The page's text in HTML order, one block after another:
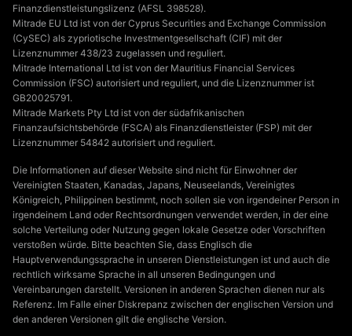
Finanzdienstleistungslizenz (AFSL 398528).
Mitrade EU Ltd ist von der Cyprus Securities and Exchange Commission
(CySEC) als zypriotische Investmentgesellschaft (CIF) mit der
Lizenznummer 438/23 zugelassen und reguliert.
Mitrade International Ltd ist von der Mauritius Financial Services
Commission (FSC) autorisiert und reguliert, und die Lizenznummer ist
GB20025791.
Mitrade Markets Pty Ltd ist von der südafrikanischen
Finanzaufsichtsbehörde (FSCA) als Finanzdienstleister (FSP) mit der
Lizenznummer 54842 autorisiert und reguliert.
Die Informationen auf dieser Website sind nicht für Einwohner der
Vereinigten Staaten, Kanadas, Japans, Neuseelands, Vereinigtes
Königreich, Philippinen bestimmt, noch sollen sie von irgendeiner Person in
irgendeinem Land oder Rechtsordnungen verwendet werden, in der eine
solche Verteilung oder Nutzung gegen lokale Gesetze oder Vorschriften
verstoßen würde. Bitte beachten Sie, dass Englisch die
Hauptverwendungssprache in unseren Dienstleistungen ist und auch die
rechtlich wirksame Sprache in all unseren Bedingungen und
Vereinbarungen darstellt. Versionen in anderen Sprachen dienen nur als
Referenz. Im Falle einer Diskrepanz zwischen der englischen Version und
den anderen Versionen gilt die englische Version.